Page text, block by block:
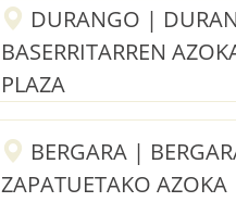
DURANGO |
BASERRITARREN
PLAZA
BERGARA |
ZAPATUETAKO AZOKA